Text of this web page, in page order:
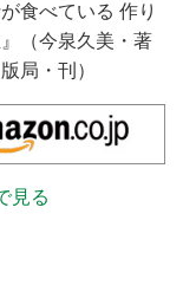
が食べている 作り
（今泉久美・著
局・刊）
見る